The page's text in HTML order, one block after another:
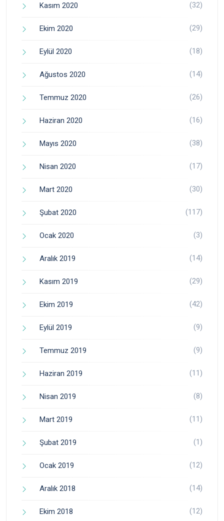
Kasım 2020 (32)
Ekim 2020 (29)
Eylül 2020 (18)
Ağustos 2020 (14)
Temmuz 2020 (26)
Haziran 2020 (16)
Mayıs 2020 (38)
Nisan 2020 (17)
Mart 2020 (30)
Şubat 2020 (117)
Ocak 2020 (3)
Aralık 2019 (14)
Kasım 2019 (29)
Ekim 2019 (42)
Eylül 2019 (9)
Temmuz 2019 (9)
Haziran 2019 (11)
Nisan 2019 (8)
Mart 2019 (11)
Şubat 2019 (1)
Ocak 2019 (12)
Aralık 2018 (14)
Ekim 2018 (12)